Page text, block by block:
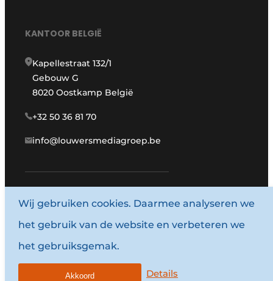
KANTOOR BELGIË
Kapellestraat 132/1
Gebouw G
8020 Oostkamp België
+32 50 36 81 70
info@louwersmediagroep.be
www.louwersmediagroep.com
© 1987 - 2026 Louwersmediagroep.
Algemene voorwaarden
Wij gebruiken cookies. Daarmee analyseren we
het gebruik van de website en verbeteren we
het gebruiksgemak.
Details
Akkoord